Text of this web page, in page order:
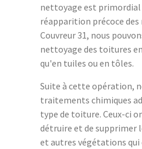
nettoyage est primordial
réapparition précoce des
Couvreur 31, nous
nettoyage des toitures
qu'en tuiles ou en tôles.
Suite à cette opération,
traitements chimiques
type de toiture. Ceux-ci
détruire et de supprimer
et autres végétations qui